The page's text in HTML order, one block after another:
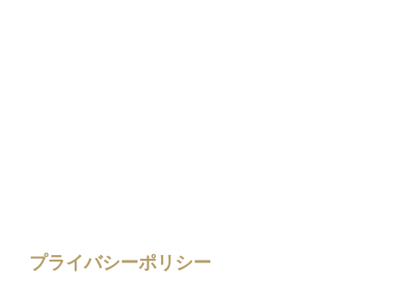
プライバシーポリシー